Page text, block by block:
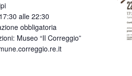
alle 22:30
obbligatoria
Museo “Il Correggio”